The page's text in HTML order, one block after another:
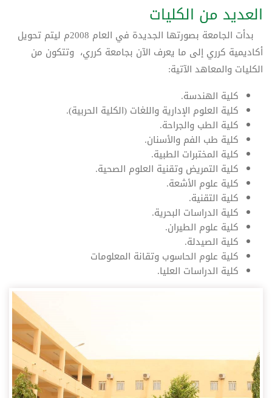
العديد من الكليات
بدأت الجامعة بصورتها الجديدة في العام 2008م ليتم تحويل
أكاديمية كرري إلى ما يعرف الآن بجامعة كرري، وتتكون من
الكليات والمعاهد الآتية:
كلية الهندسة.
كلية العلوم الإدارية واللغات (الكلية الحربية).
كلية الطب والجراحة.
كلية طب الفم والأسنان.
كلية المختبرات الطبية.
كلية التمريض وتقنية العلوم الصحية.
كلية علوم الأشعة.
كلية التقنية.
كلية الدراسات البحرية.
كلية علوم الطيران.
كلية الصيدلة.
كلية علوم الحاسوب وتقانة المعلومات
كلية الدراسات العليا.